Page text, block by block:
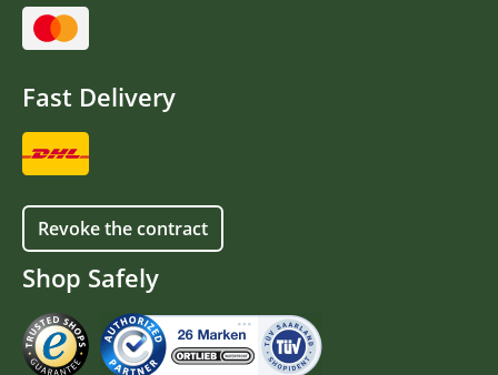
Fast Delivery
Revoke the contract
Shop Safely